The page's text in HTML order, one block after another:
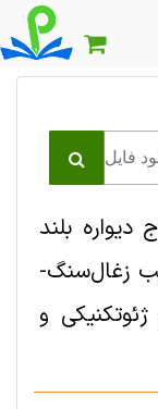
دیواره بلند
زغال‌سنگ-
و